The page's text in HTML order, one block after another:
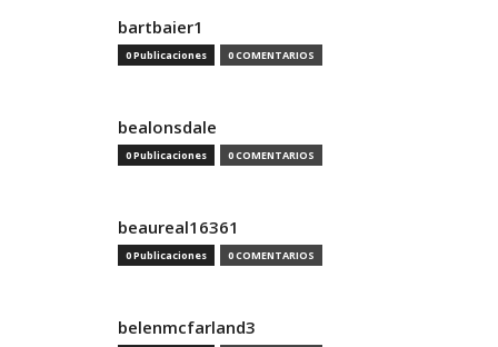
bartbaier1
0 Publicaciones 0 COMENTARIOS
bealonsdale
0 Publicaciones 0 COMENTARIOS
beaureal16361
0 Publicaciones 0 COMENTARIOS
belenmcfarland3